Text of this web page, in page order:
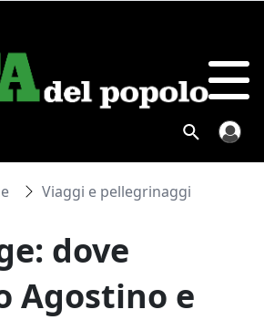
Viaggi e pellegrinaggi
dove
Agostino e